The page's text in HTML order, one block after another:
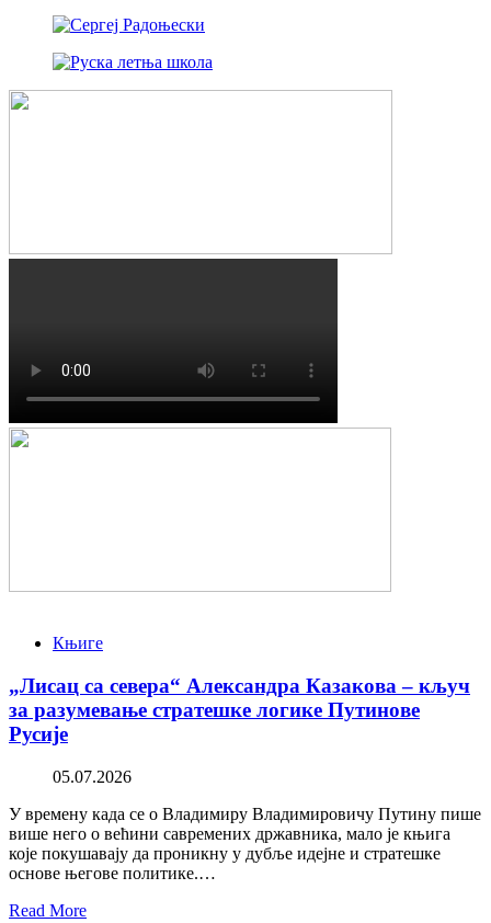
Књиге
„Лисац са севера“ Александра Казакова – кључ
за разумевање стратешке логике Путинове
Русије
05.07.2026
У времену када се о Владимиру Владимировичу Путину пише
више него о већини савремених државника, мало је књига
које покушавају да проникну у дубље идејне и стратешке
основе његове политике.…
Read More